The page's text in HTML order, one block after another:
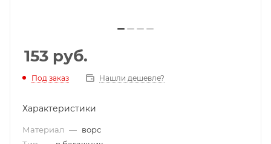
153 руб.
Под заказ Нашли дешевле?
Характеристики
Материал — ворс